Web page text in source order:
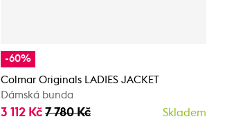
-60%
Colmar Originals LADIES JACKET
Dámská bunda
3 112 Kč 7 780 Kč Skladem